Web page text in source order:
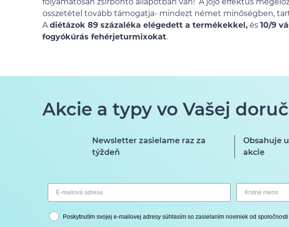
összetétel tovább támogatja- mindezt német minőségben,
Adiétázok 89 százaléka elégedett a termékekkel, és 10/9
fogyókúrás fehérjeturmixokat.
Akcie a typy vo Vašej
Newsletter zasielame raz za
týždeň
Obsahuje
akcie
Poskytnutím svojej e-mailovej adresy súhlasím so zasielaním noviniek od